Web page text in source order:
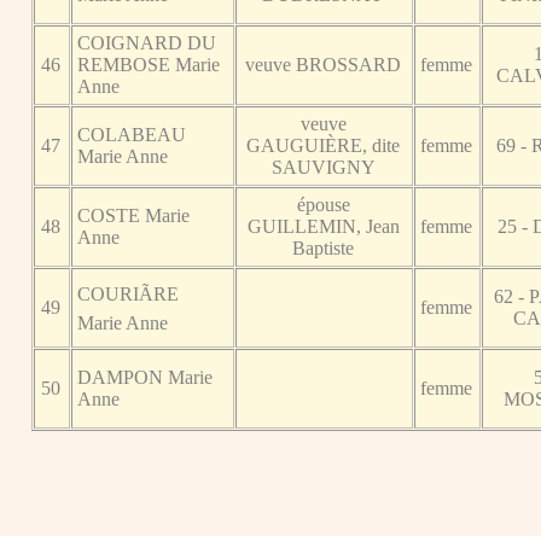
46
COIGNARD DU
REMBOSE Marie
Anne
veuve BROSSARD femme
47
COLABEAU
Marie Anne
veuve
GAUGUIÈRE, dite
SAUVIGNY
femme 69 -
48
COSTE Marie
Anne
épouse
GUILLEMIN, Jean
Baptiste
femme 25 -
49
COURIÃRE
Marie Anne
femme
62 -
50
DAMPON Marie
Anne
femme